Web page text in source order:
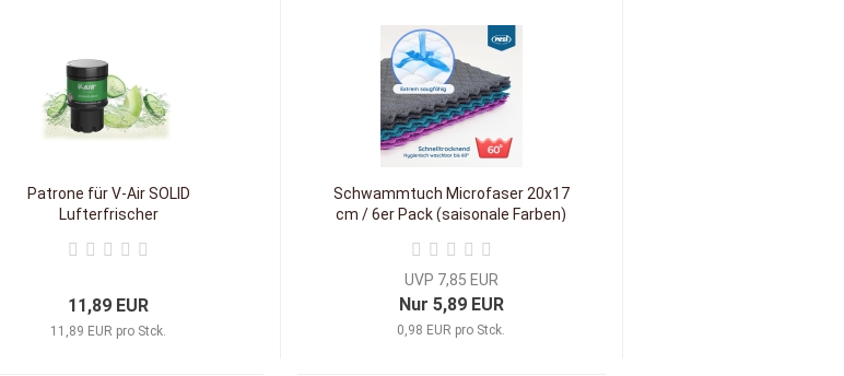
Patrone für V-Air SOLID
Lufterfrischer
11,89 EUR
11,89 EUR pro Stck.
Schwammtuch Microfaser 20x17
cm / 6er Pack (saisonale Farben)
UVP 7,85 EUR
Nur 5,89 EUR
0,98 EUR pro Stck.